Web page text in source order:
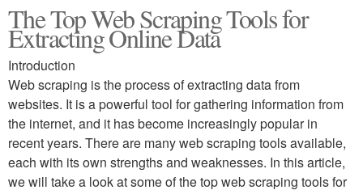
The Top Web Scraping Tools for
Extracting Online Data
Introduction
Web scraping is the process of extracting data from
websites. It is a powerful tool for gathering information from
the internet, and it has become increasingly popular in
recent years. There are many web scraping tools available,
each with its own strengths and weaknesses. In this article,
we will take a look at some of the top web scraping tools for